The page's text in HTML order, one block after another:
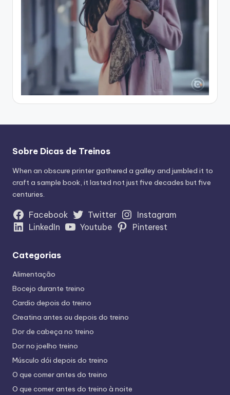
Sobre Dicas de Treinos
When an obscure printer gathered a galley and jumbled it to
craft a sample book, it lasted not just five decades but five
centuries.
Facebook Twitter
Instagram
LinkedIn
Youtube Pinterest
Categorias
Alimentação
Bocejo durante treino
Cardio depois do treino
Creatina antes ou depois do treino
Dor de cabeça no treino
Dor no joelho treino
Músculo dói depois do treino
O que comer antes do treino
O que comer antes do treino à noite